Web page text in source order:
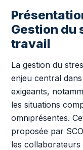
Gestion du
travail
La gestion du
enjeu central
exigeants,
les situations
omniprésentes.
proposée par
les